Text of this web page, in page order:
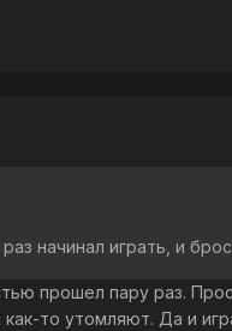
начинал играть, и
прошел пару раз.
то утомляют. Да и